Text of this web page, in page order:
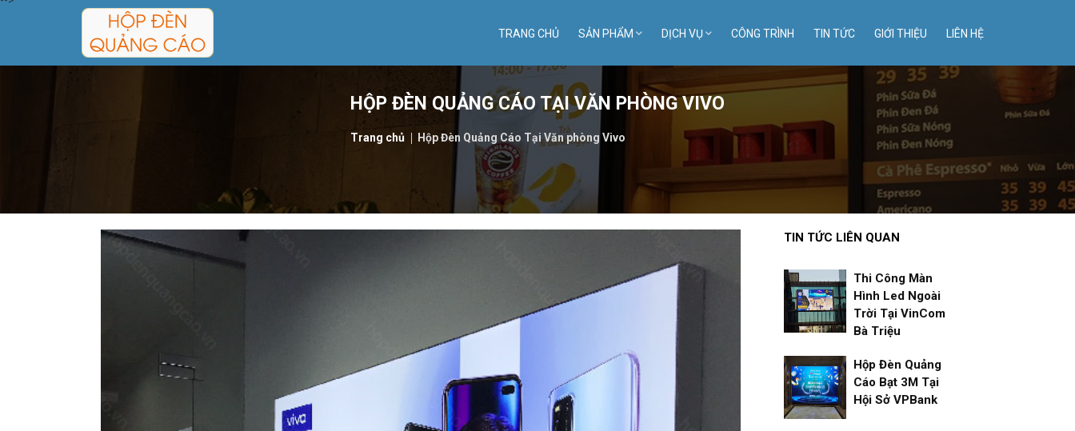
TRANG CHỦ SẢN PHẨM DỊCH VỤ CÔNG TRÌNH TIN TỨC GIỚI THIỆU LIÊN HỆ
HỘP ĐÈN QUẢNG CÁO TẠI VĂN PHÒNG VIVO
Trang chủ Hộp Đèn Quảng Cáo Tại Văn phòng Vivo
TIN TỨC LIÊN QUAN
Thi Công Màn
Hình Led Ngoài
Trời Tại VinCom
Bà Triệu
Hộp Đèn Quảng
Cáo Bạt 3M Tại
Hội Sở VPBank